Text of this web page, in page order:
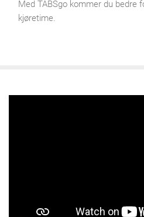
Med TABSgo kommer du bedre
kjøretime.